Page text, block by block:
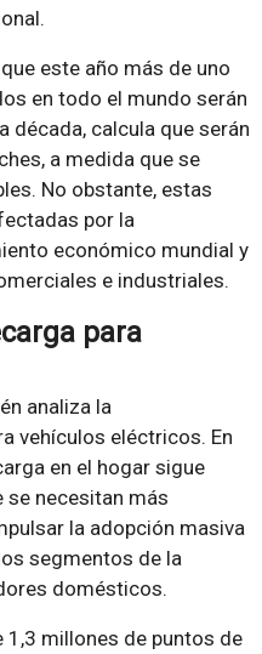
este año más de uno
en todo el mundo serán
década, calcula que serán
a medida que se
No obstante, estas
por la
económico mundial y
e industriales.
para
analiza la
vehículos eléctricos. En
en el hogar sigue
se necesitan más
la adopción masiva
segmentos de la
domésticos.
1,3 millones de puntos de